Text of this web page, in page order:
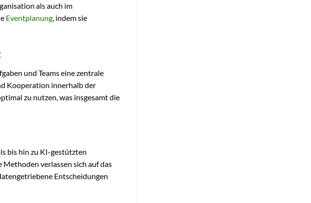
als auch im
Eventplanung, indem sie
und Teams eine zentrale
Kooperation innerhalb der
zu nutzen, was insgesamt die
bis hin zu KI-gestützten
verlassen sich auf das
Entscheidungen